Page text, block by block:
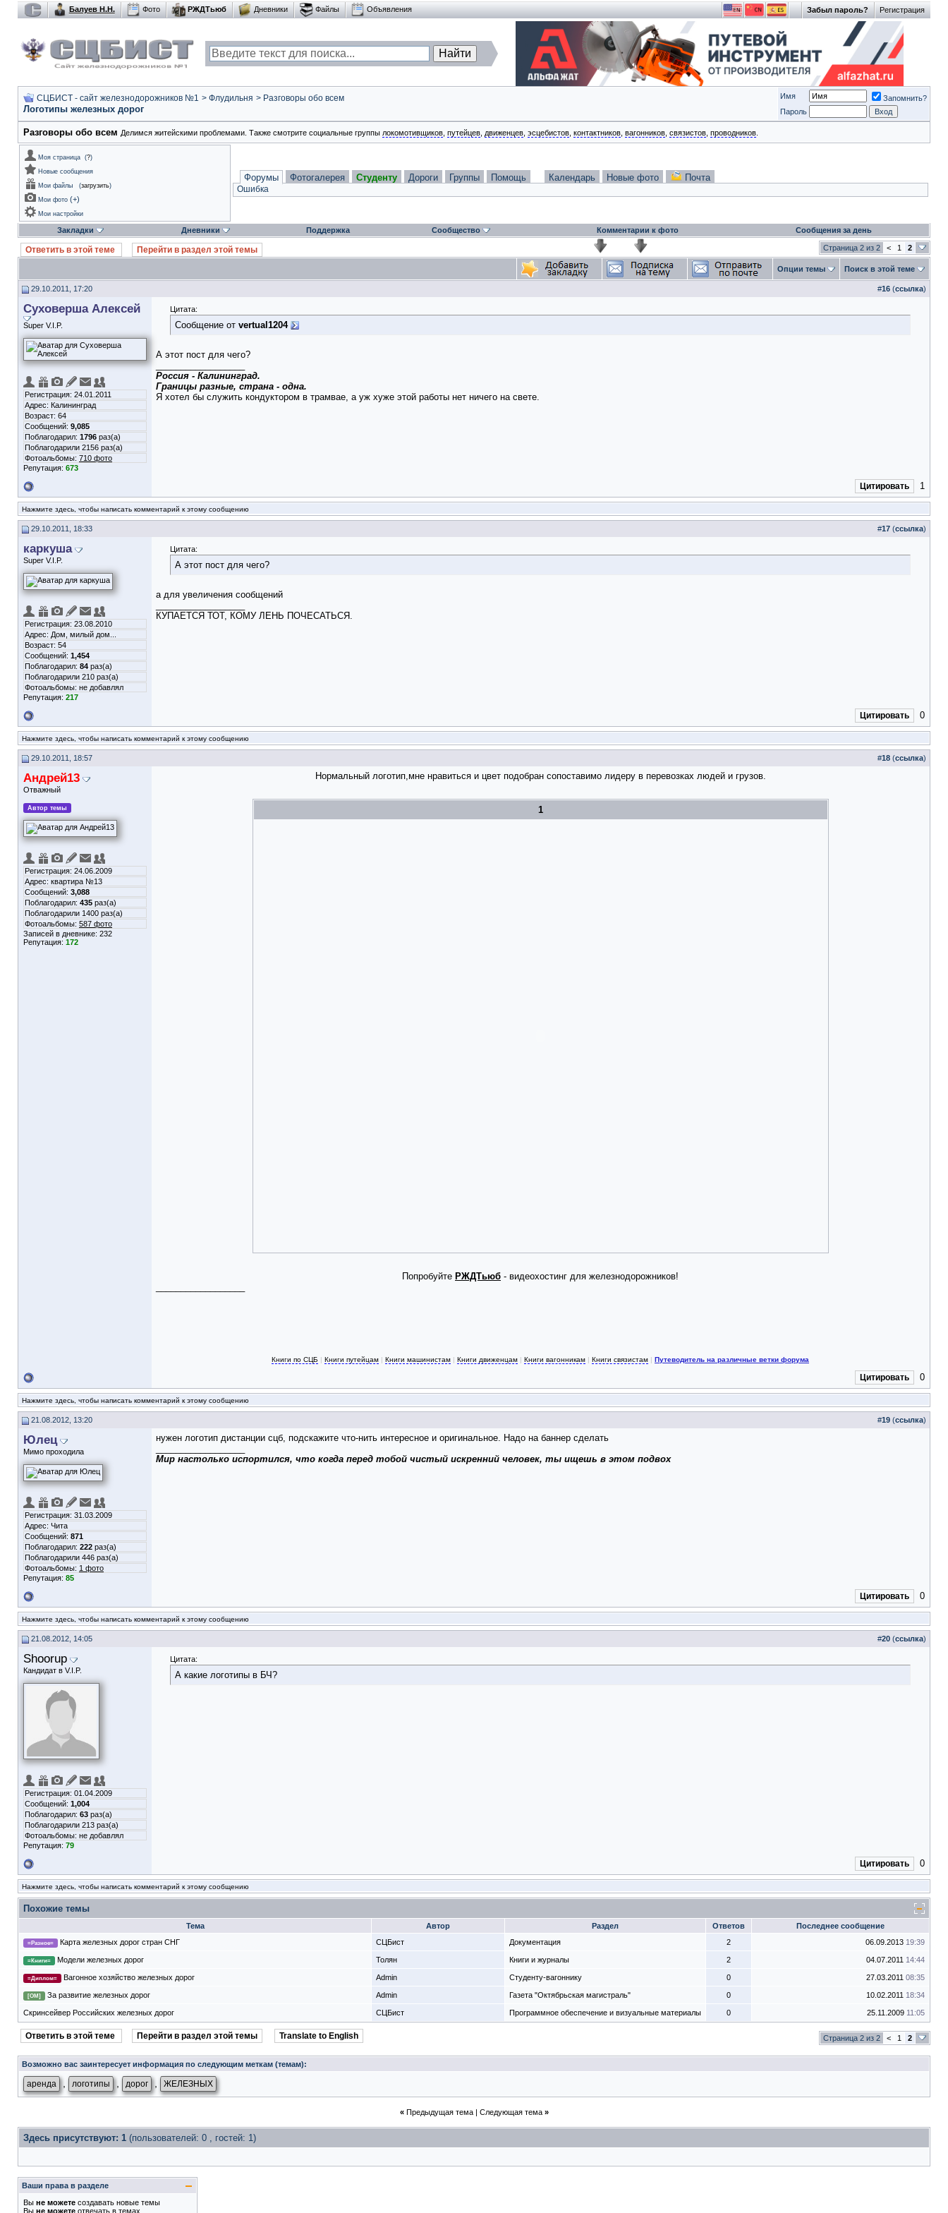
Регистрация
Забыл пароль?
Балуев Н.Н. Фото РЖДТьюб Дневники Файлы Объявления
СЦБИСТ - сайт железнодорожников №1 > Флудильня > Разговоры обо всем
Логотипы железных дорог
Имя
Запомнить?
Пароль
Разговоры обо всем Делимся житейскими проблемами. Также смотрите социальные группы локомотивщиков путейцев движенцев эсцебистов контактников вагонников связистов проводников
Моя страница (?)
Новые сообщения
Мои файлы
(загрузить)
Мои фото (+)
Мои настройки
Форумы Фотогалерея Студенту Дороги Группы Помощь Календарь Новые фото Почта
Ошибка
Закладки Дневники Поддержка Сообщество Комментарии к фото Сообщения за день
Ответить в этой теме Перейти в раздел этой темы Страница 2 из 2 < 1 2
Опции темы Поиск в этой теме
29.10.2011, 17:20 #16 (ссылка)
Суховерша Алексей
Super V.I.P.
Регистрация: 24.01.2011
Адрес: Калининград
Возраст: 64
Сообщений: 9,085
Поблагодарил: 1796 раз(а)
Поблагодарили 2156 раз(а)
Фотоальбомы: 710 фото
Репутация: 673
Цитата:
Сообщение от vertual1204
А этот пост для чего?
Россия - Калининград.
Границы разные, страна - одна.
Я хотел бы служить кондуктором в трамвае, а уж хуже этой работы нет ничего на свете.
Цитировать 1
Нажмите здесь, чтобы написать комментарий к этому сообщению
29.10.2011, 18:33 #17 (ссылка)
каркуша
Super V.I.P.
Регистрация: 23.08.2010
Адрес: Дом, милый дом...
Возраст: 54
Сообщений: 1,454
Поблагодарил: 84 раз(а)
Поблагодарили 210 раз(а)
Фотоальбомы: не добавлял
Репутация: 217
Цитата:
А этот пост для чего?
а для увеличения сообщений
КУПАЕТСЯ ТОТ, КОМУ ЛЕНЬ ПОЧЕСАТЬСЯ.
Цитировать 0
Нажмите здесь, чтобы написать комментарий к этому сообщению
29.10.2011, 18:57 #18 (ссылка)
Андрей13
Отважный
Автор темы
Регистрация: 24.06.2009
Адрес: квартира №13
Сообщений: 3,088
Поблагодарил: 435 раз(а)
Поблагодарили 1400 раз(а)
Фотоальбомы: 587 фото
Записей в дневнике: 232
Репутация: 172
Нормальный логотип,мне нравиться и цвет подобран сопоставимо лидеру в перевозках людей и грузов.
1
Попробуйте РЖДТьюб - видеохостинг для железнодорожников!
Книги по СЦБ | Книги путейцам | Книги машинистам | Книги движенцам | Книги вагонникам | Книги связистам | Путеводитель на различные ветки форума
Цитировать 0
Нажмите здесь, чтобы написать комментарий к этому сообщению
21.08.2012, 13:20 #19 (ссылка)
Юлец
Мимо проходила
Регистрация: 31.03.2009
Адрес: Чита
Сообщений: 871
Поблагодарил: 222 раз(а)
Поблагодарили 446 раз(а)
Фотоальбомы: 1 фото
Репутация: 85
нужен логотип дистанции сцб, подскажите что-нить интересное и оригинальное. Надо на баннер сделать
Мир настолько испортился, что когда перед тобой чистый искренний человек, ты ищешь в этом подвох
Цитировать 0
Нажмите здесь, чтобы написать комментарий к этому сообщению
21.08.2012, 14:05 #20 (ссылка)
Shoorup
Кандидат в V.I.P.
Регистрация: 01.04.2009
Сообщений: 1,004
Поблагодарил: 63 раз(а)
Поблагодарили 213 раз(а)
Фотоальбомы: не добавлял
Репутация: 79
Цитата:
А какие логотипы в БЧ?
Цитировать 0
Нажмите здесь, чтобы написать комментарий к этому сообщению
Похожие темы
Тема Автор Раздел Ответов Последнее сообщение
=Разное= Карта железных дорог стран СНГ СЦБист Документация 2 06.09.2013 19:39
=Книги= Модели железных дорог Толян Книги и журналы 2 04.07.2011 14:44
=Диплом= Вагонное хозяйство железных дорог Admin Студенту-вагоннику 0 27.03.2011 08:35
[ОМ] За развитие железных дорог Admin Газета "Октябрьская магистраль" 0 10.02.2011 18:34
Скринсейвер Российских железных дорог СЦБист Программное обеспечение и визуальные материалы 0 25.11.2009 11:05
Ответить в этой теме Перейти в раздел этой темы Translate to English Страница 2 из 2 < 1 2
Возможно вас заинтересует информация по следующим меткам (темам):
аренда логотипы дорог ЖЕЛЕЗНЫХ
« Предыдущая тема| Следующая тема »
Здесь присутствуют: 1 (пользователей: 0 , гостей: 1)
Ваши права в разделе
Вы не можете создавать новые темы
Вы не можете отвечать в темах